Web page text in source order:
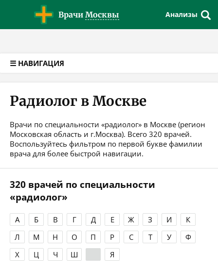
Врачи Москвы Анализы
☰ НАВИГАЦИЯ
Радиолог в Москве
Врачи по специальности «радиолог» в Москве (регион
Московская область и г.Москва). Всего 320 врачей.
Воспользуйтесь фильтром по первой букве фамилии
врача для более быстрой навигации.
320 врачей по специальности
«радиолог»
А Б В Г Д Е Ж З И
К
Л
М Н О П Р С Т У
Ф
Х
Ц Ч Ш Я